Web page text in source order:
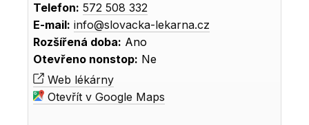
Telefon: 572 508 332
E-mail: info@slovacka-lekarna.cz
Rozšířená doba: Ano
Otevřeno nonstop: Ne
Web lékárny
Otevřít v Google Maps